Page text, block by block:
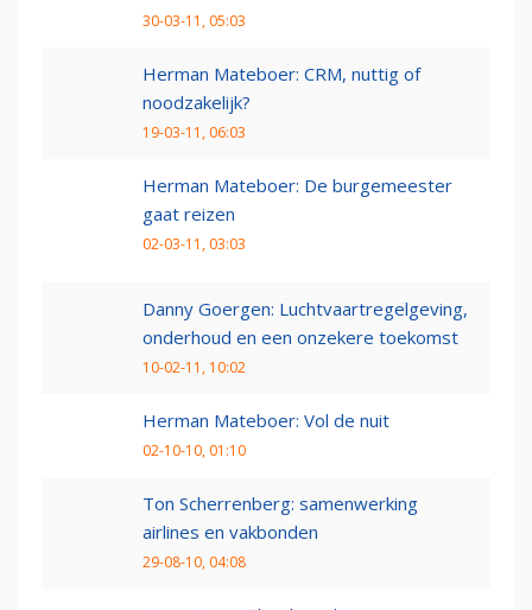
30-03-11, 05:03
Herman Mateboer: CRM, nuttig of
noodzakelijk?
19-03-11, 06:03
Herman Mateboer: De burgemeester
gaat reizen
02-03-11, 03:03
Danny Goergen: Luchtvaartregelgeving,
onderhoud en een onzekere toekomst
10-02-11, 10:02
Herman Mateboer: Vol de nuit
02-10-10, 01:10
Ton Scherrenberg: samenwerking
airlines en vakbonden
29-08-10, 04:08